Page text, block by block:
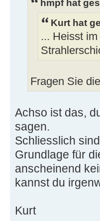
hmpf hat
Kurt hat
... Heisst
Fragen Sie
Achso ist das,
sagen.
Schliesslich
Grundlage für
anscheinend
kannst du
Kurt